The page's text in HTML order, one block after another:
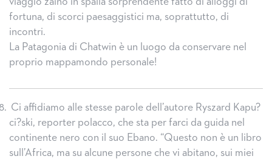
fortuna, di scorci paesaggistici ma, soprattutto, di
incontri.
La Patagonia di Chatwin è un luogo da conservare nel
proprio mappamondo personale!
Ci affidiamo alle stesse parole dell’autore Ryszard Kapu?
ci?ski, reporter polacco, che sta per farci da guida nel
continente nero con il suo Ebano. “Questo non è un libro
sull’Africa, ma su alcune persone che vi abitano, sui miei